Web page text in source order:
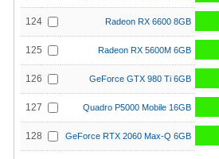
124 Radeon RX 6600 8GB
125 Radeon RX 5600M 6GB
126 GeForce GTX 980 Ti 6GB
127 Quadro P5000 Mobile 16GB
128 GeForce RTX 2060 Max-Q 6GB